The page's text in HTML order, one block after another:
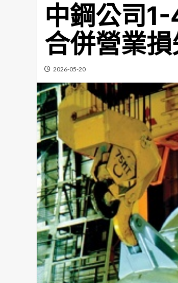
中鋼公司
合併營業
2026-05-20